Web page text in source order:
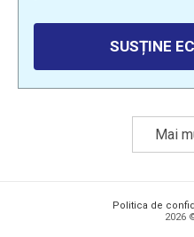
SUSȚINE
Mai
Politica de
2026